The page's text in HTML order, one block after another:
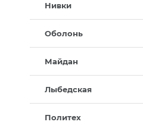
Нивки
Оболонь
Майдан
Лыбедская
Политех